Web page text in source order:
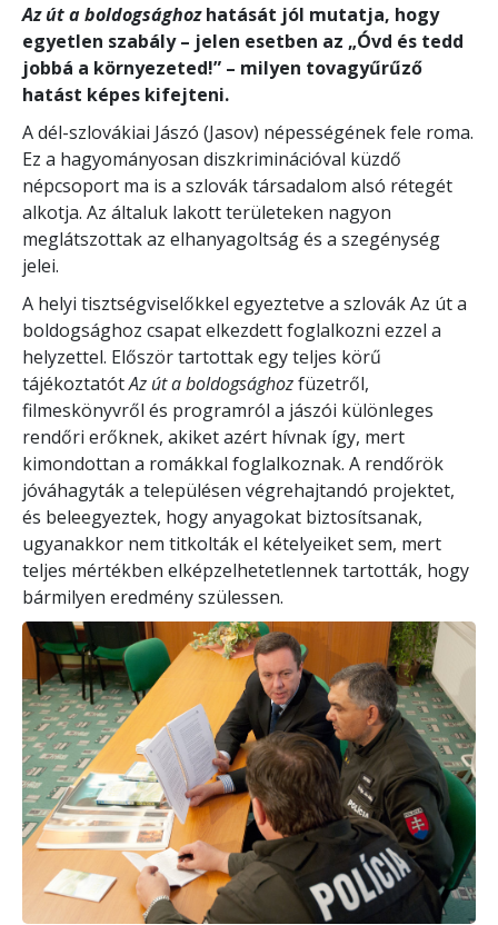
Az út a boldogsághozhatását jól mutatja, hogy
egyetlen szabály – jelen esetben az „Óvd és tedd
jobbá a környezeted!” – milyen tovagyűrűző
hatást képes kifejteni.
A dél-szlovákiai Jászó (Jasov) népességének fele roma.
Ez a hagyományosan diszkriminációval küzdő
népcsoport ma is a szlovák társadalom alsó rétegét
alkotja. Az általuk lakott területeken nagyon
meglátszottak az elhanyagoltság és a szegénység
jelei.
A helyi tisztségviselőkkel egyeztetve a szlovák Az út a
boldogsághoz csapat elkezdett foglalkozni ezzel a
helyzettel. Először tartottak egy teljes körű
tájékoztatótAz út a boldogsághozfüzetről,
filmeskönyvről és programról a jászói különleges
rendőri erőknek, akiket azért hívnak így, mert
kimondottan a romákkal foglalkoznak. A rendőrök
jóváhagyták a településen végrehajtandó projektet,
és beleegyeztek, hogy anyagokat biztosítsanak,
ugyanakkor nem titkolták el kételyeiket sem, mert
teljes mértékben elképzelhetetlennek tartották, hogy
bármilyen eredmény szülessen.